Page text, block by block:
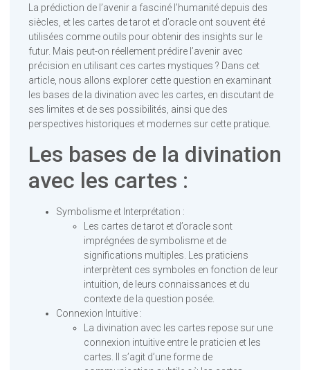
La prédiction de l’avenir a fasciné l’humanité depuis des
siècles, et les cartes de tarot et d’oracle ont souvent été
utilisées comme outils pour obtenir des insights sur le
futur. Mais peut-on réellement prédire l’avenir avec
précision en utilisant ces cartes mystiques ? Dans cet
article, nous allons explorer cette question en examinant
les bases de la divination avec les cartes, en discutant de
ses limites et de ses possibilités, ainsi que des
perspectives historiques et modernes sur cette pratique.
Les bases de la divination
avec les cartes :
Symbolisme et Interprétation :
Les cartes de tarot et d’oracle sont
imprégnées de symbolisme et de
significations multiples. Les praticiens
interprètent ces symboles en fonction de leur
intuition, de leurs connaissances et du
contexte de la question posée.
Connexion Intuitive :
La divination avec les cartes repose sur une
connexion intuitive entre le praticien et les
cartes. Il s’agit d’une forme de